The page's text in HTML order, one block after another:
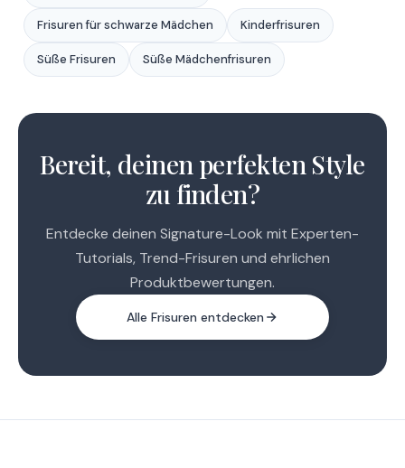
Frisuren für schwarze Mädchen Kinderfrisuren
Süße Frisuren Süße Mädchenfrisuren
Bereit, deinen perfekten Style
zu finden?
Entdecke deinen Signature-Look mit Experten-
Tutorials, Trend-Frisuren und ehrlichen
Produktbewertungen.
Alle Frisuren entdecken